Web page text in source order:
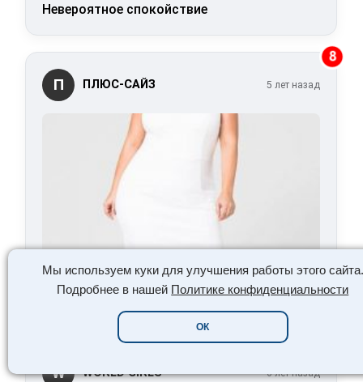
Мы используем куки для улучшения работы этого сайта.
Подробнее в нашей Политике конфиденциальности
ОК
Невероятное спокойствие
8
П ПЛЮС-САЙЗ 5 лет назад
Читать сейчас:Худоба окончательно
вышла из моды?
W WORLD GIRLS 6 лет назад